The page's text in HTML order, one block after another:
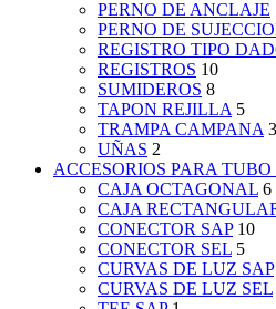
PERNO DE ANCLAJE
PERNO DE
REGISTRO TIPO
REGISTROS 10
SUMIDEROS 8
TAPON REJILLA 5
TRAMPA CAMPANA 3
UÑAS 2
ACCESORIOS PARA
CAJA OCTAGONAL 6
CAJA
CONECTOR SAP 10
CONECTOR SEL 5
CURVAS DE LUZ SAP
CURVAS DE LUZ SEL